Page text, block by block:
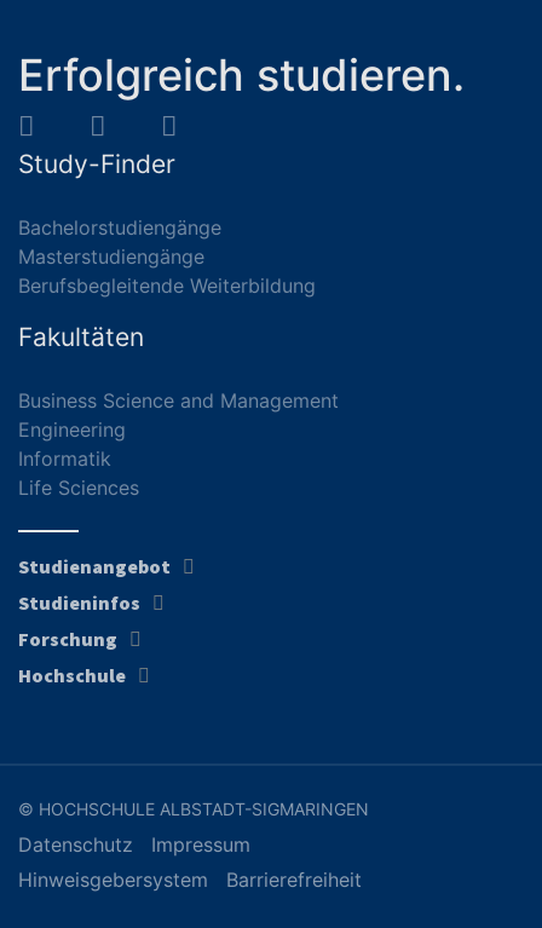
Erfolgreich studieren.
Study-Finder
Bachelorstudiengänge
Masterstudiengänge
Berufsbegleitende Weiterbildung
Fakultäten
Business Science and Management
Engineering
Informatik
Life Sciences
Studienangebot
Studieninfos
Forschung
Hochschule
© HOCHSCHULE ALBSTADT-SIGMARINGEN
Datenschutz
Impressum
Hinweisgebersystem
Barrierefreiheit